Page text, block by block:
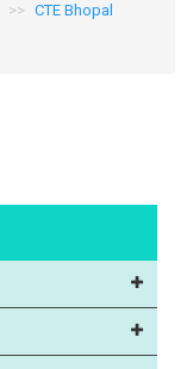
CTE Bhopal